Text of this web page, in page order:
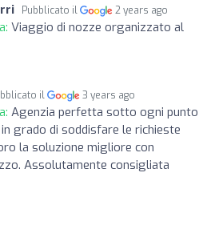
Pubblicato il 2 years ago
Viaggio di nozze organizzato al
il 3 years ago
Agenzia perfetta sotto ogni punto
grado di soddisfare le richieste
la soluzione migliore con
Assolutamente consigliata